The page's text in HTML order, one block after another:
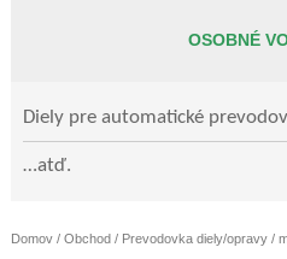
OSOBNÉ
Diely pre automatické
…atď.
Domov/ Obchod/ Prevodovka diely/opravy/